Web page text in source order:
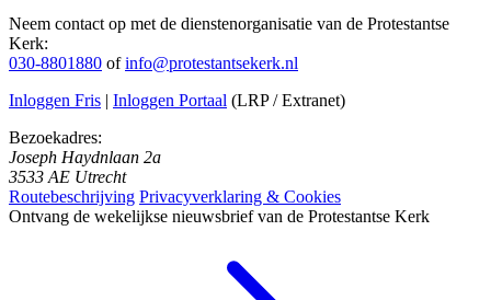
Neem contact op met de dienstenorganisatie van de Protestantse
Kerk:
030-8801880 ofinfo@protestantsekerk.nl
Inloggen Fris | Inloggen Portaal (LRP / Extranet)
Bezoekadres:
Joseph Haydnlaan 2a
3533 AE Utrecht
Routebeschrijving Privacyverklaring & Cookies
Ontvang de wekelijkse nieuwsbrief van de Protestantse Kerk